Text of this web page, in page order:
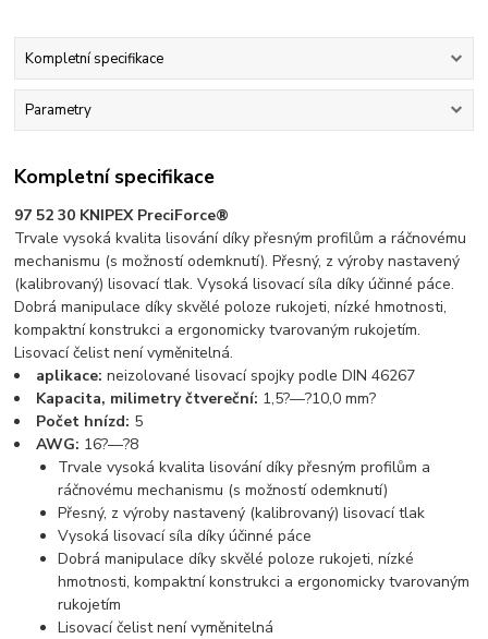
Kompletní specifikace
Parametry
Kompletní specifikace
97 52 30 KNIPEX PreciForce®
Trvale vysoká kvalita lisování díky přesným profilům a ráčnovému
mechanismu (s možností odemknutí). Přesný, z výroby nastavený
(kalibrovaný) lisovací tlak. Vysoká lisovací síla díky účinné páce.
Dobrá manipulace díky skvělé poloze rukojeti, nízké hmotnosti,
kompaktní konstrukci a ergonomicky tvarovaným rukojetím.
Lisovací čelist není vyměnitelná.
aplikace:neizolované lisovací spojky podle DIN 46267
Kapacita, milimetry čtvereční: 1,5?—?10,0 mm?
Počet hnízd: 5
AWG: 16?—?8
Trvale vysoká kvalita lisování díky přesným profilům a
ráčnovému mechanismu (s možností odemknutí)
Přesný, z výroby nastavený (kalibrovaný) lisovací tlak
Vysoká lisovací síla díky účinné páce
Dobrá manipulace díky skvělé poloze rukojeti, nízké
hmotnosti, kompaktní konstrukci a ergonomicky tvarovaným
rukojetím
Lisovací čelist není vyměnitelná